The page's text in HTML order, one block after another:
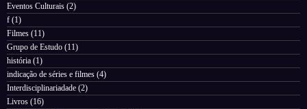
Eventos Culturais (2)
f (1)
Filmes (11)
Grupo de Estudo (11)
história (1)
indicação de séries e filmes (4)
Interdisciplinariadade (2)
Livros (16)